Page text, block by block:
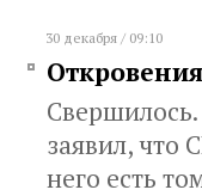
30 декабря / 09:10
заявил, что
него есть